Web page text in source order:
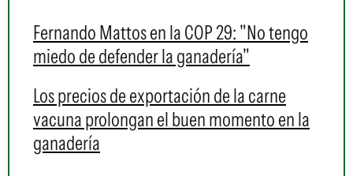
Fernando Mattos en la COP 29: "No tengo
miedo de defender la ganadería"
Los precios de exportación de la carne
vacuna prolongan el buen momento en la
ganadería